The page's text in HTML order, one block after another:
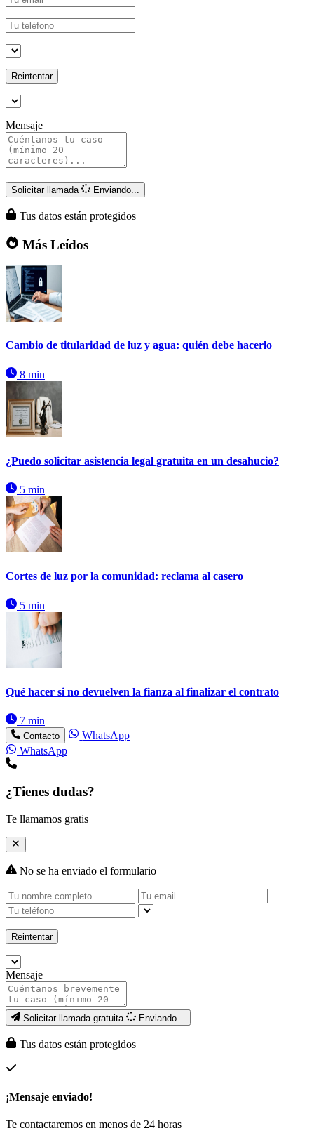
Reintentar
Mensaje
Solicitar llamada Enviando...
Tus datos están protegidos
Más Leídos
Cambio de titularidad de luz y agua: quién debe hacerlo
8 min
¿Puedo solicitar asistencia legal gratuita en un desahucio?
5 min
Cortes de luz por la comunidad: reclama al casero
5 min
Qué hacer si no devuelven la fianza al finalizar el contrato
7 min
Contacto
WhatsApp
WhatsApp
¿Tienes dudas?
Te llamamos gratis
No se ha enviado el formulario
Reintentar
Mensaje
Solicitar llamada gratuita Enviando...
Tus datos están protegidos
¡Mensaje enviado!
Te contactaremos en menos de 24 horas